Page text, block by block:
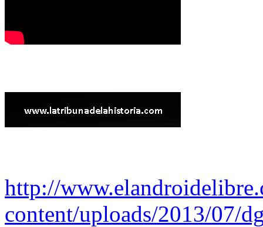
http://
content/uploads/2013/07/